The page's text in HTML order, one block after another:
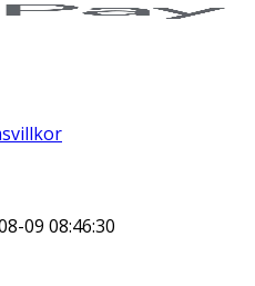
09 08:46:30